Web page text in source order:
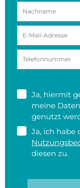
Ja, hiermit
meine
genutzt
Ja, ich habe
diesen zu.